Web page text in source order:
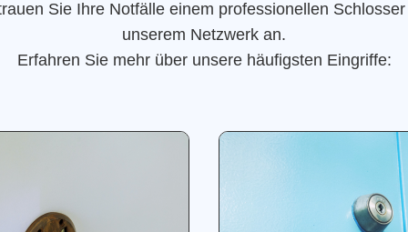
Sie Ihre Notfälle einem professionellen
unserem Netzwerk an.
Erfahren Sie mehr über unsere häufigsten Eingriffe: